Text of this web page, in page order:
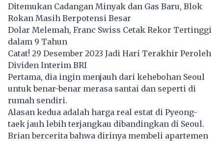
Ditemukan Cadangan Minyak dan Gas Baru, Blok
Rokan Masih Berpotensi Besar
Dolar Melemah, Franc Swiss Cetak Rekor Tertinggi
dalam 9 Tahun
Catat! 29 Desember 2023 Jadi Hari Terakhir Peroleh
Dividen Interim BRI
Pertama, dia ingin menjauh dari kehebohan Seoul
untuk benar-benar merasa santai dan seperti di
rumah sendiri.
Alasan kedua adalah harga real estat di Pyeong-
taek jauh lebih terjangkau dibandingkan di Seoul.
Brian bercerita bahwa dirinya membeli apartemen